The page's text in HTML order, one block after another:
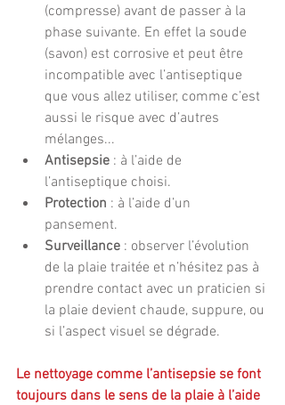
(compresse) avant de passer à la
phase suivante. En effet la soude
(savon) est corrosive et peut être
incompatible avec l’antiseptique
que vous allez utiliser, comme c’est
aussi le risque avec d’autres
mélanges...
Antisepsie : à l’aide de
l’antiseptique choisi.
Protection : à l’aide d’un
pansement.
Surveillance : observer l’évolution
de la plaie traitée et n’hésitez pas à
prendre contact avec un praticien si
la plaie devient chaude, suppure, ou
si l’aspect visuel se dégrade.
Le nettoyage comme l’antisepsie se font
toujours dans le sens de la plaie à l’aide